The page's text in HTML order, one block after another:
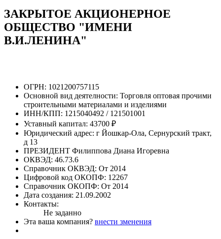
ЗАКРЫТОЕ АКЦИОНЕРНОЕ
ОБЩЕСТВО "ИМЕНИ
В.И.ЛЕНИНА"
ОГРН: 1021200757115
Основной вид деятелности: Торговля оптовая прочими
строительными материалами и изделиями
ИНН/КПП: 1215040492 / 121501001
Уставный капитал: 43700 ₽
Юридический адрес: г Йошкар-Ола, Сернурский тракт,
д 13
ПРЕЗИДЕНТ Филиппова Диана Игоревна
ОКВЭД: 46.73.6
Справочник ОКВЭД: От 2014
Цифровой код ОКОПФ: 12267
Справочник ОКОПФ: От 2014
Дата создания: 21.09.2002
Контакты:
Не заданно
Эта ваша компания? внести зменения